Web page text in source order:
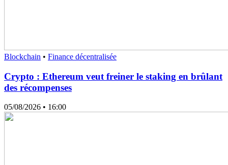
Blockchain • Finance décentralisée
Crypto : Ethereum veut freiner le staking en brûlant
des récompenses
05/08/2026 • 16:00